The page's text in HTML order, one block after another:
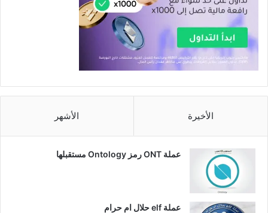
الأخيرة الأشهر
عملة ONT رمز Ontology مستقبلها
عملة elf حلال ام حرام